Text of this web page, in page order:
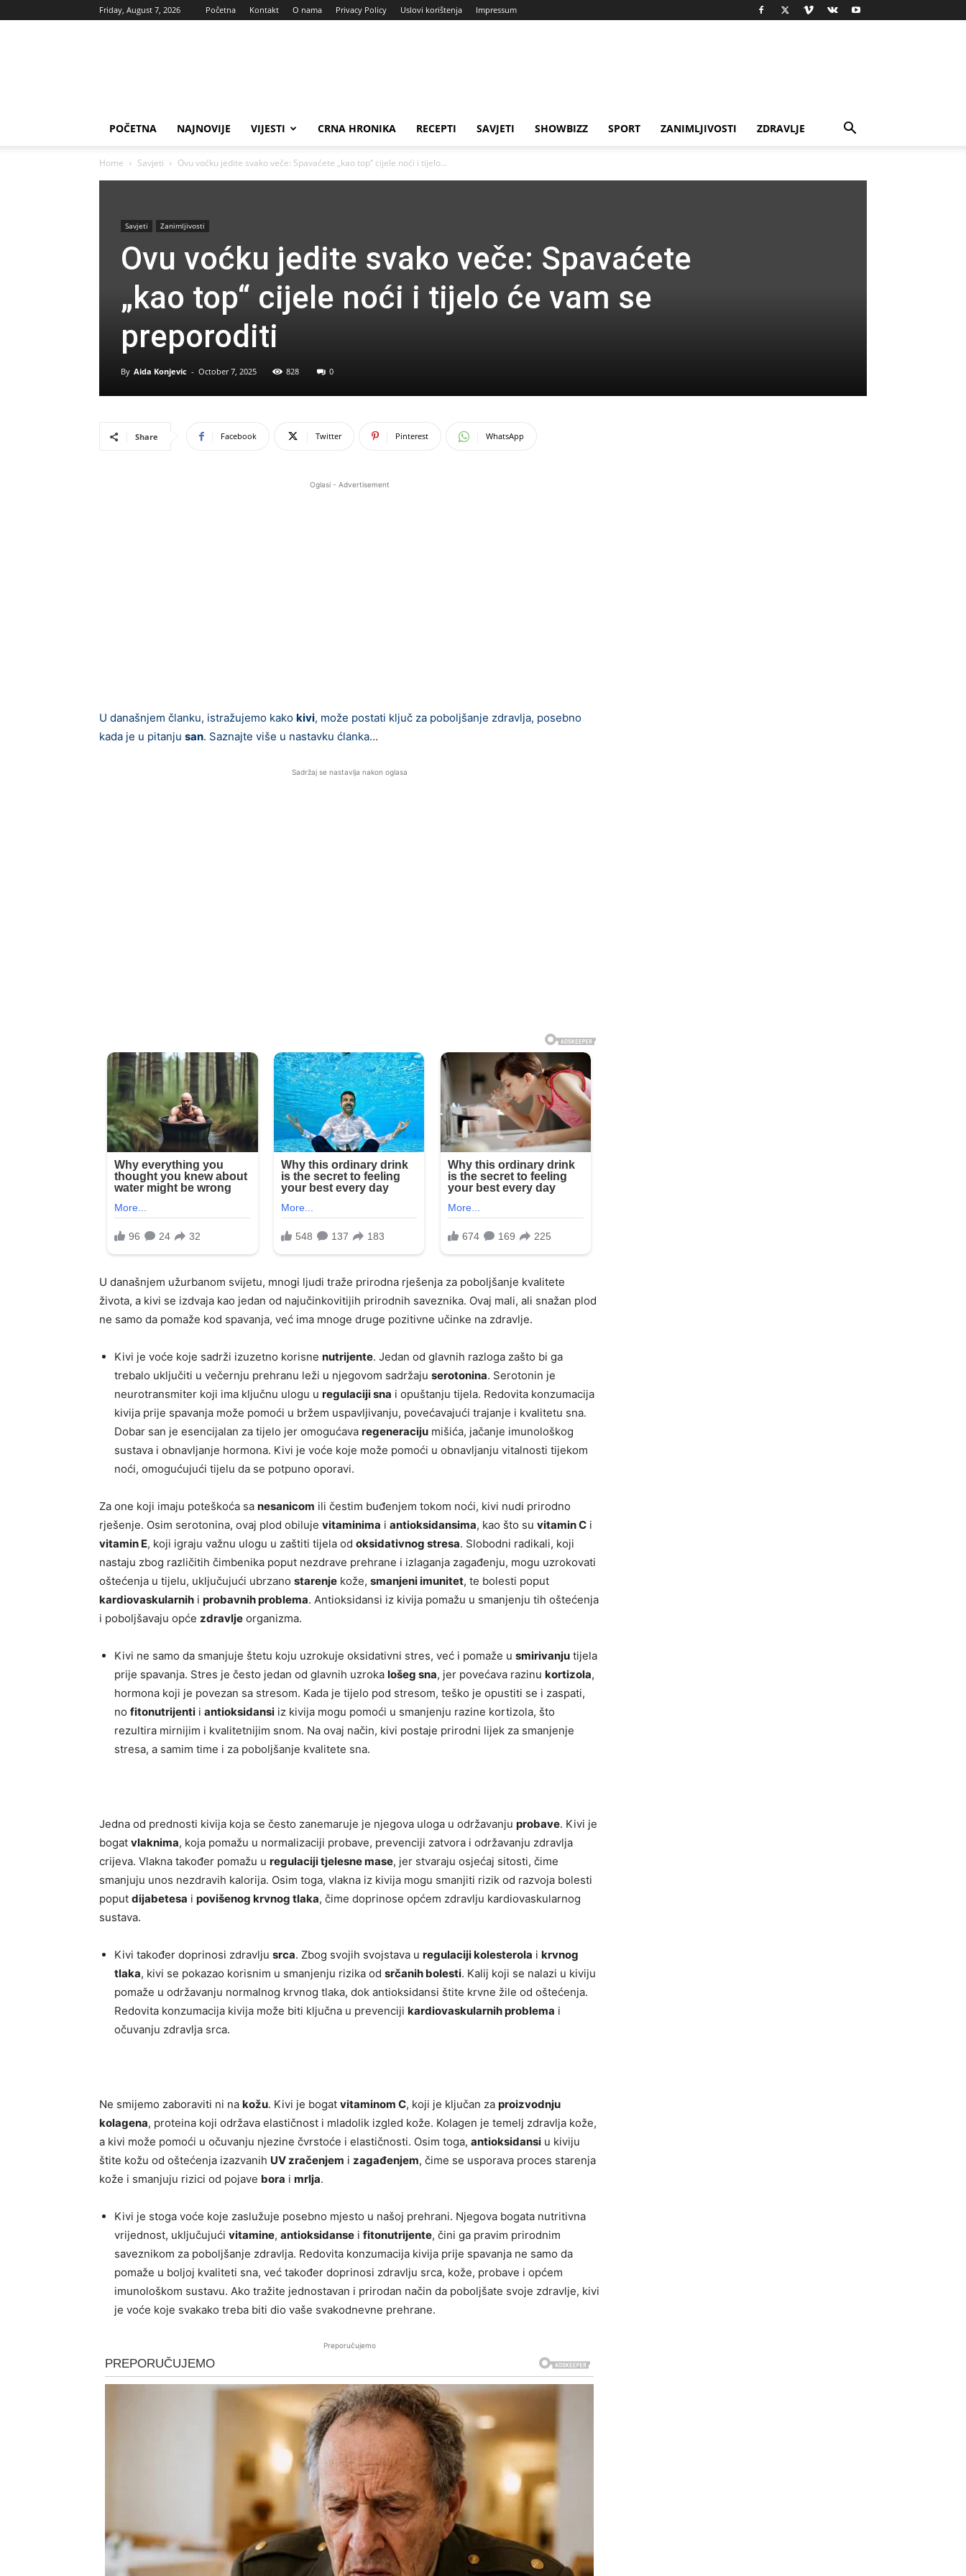
Friday, August 7, 2026 Početna Kontakt O nama Privacy Policy Uslovi korištenja Impressum
POČETNA NAJNOVIJE VIJESTI CRNA HRONIKA RECEPTI SAVJETI SHOWBIZZ SPORT ZANIMLJIVOSTI ZDRAVLJE
Home Savjeti Ovu voćku jedite svako veče: Spavaćete „kao top“ cijele noći i tijelo...
Savjeti Zanimljivosti
Ovu voćku jedite svako veče: Spavaćete
„kao top“ cijele noći i tijelo će vam se
preporoditi
By Aida Konjevic - October 7, 2025 828 0
Share Facebook Twitter Pinterest WhatsApp
Oglasi - Advertisement
U današnjem članku, istražujemo kako kivi, može postati ključ za poboljšanje zdravlja, posebno
kada je u pitanju san. Saznajte više u nastavku ćlanka…
Sadržaj se nastavlja nakon oglasa
U današnjem užurbanom svijetu, mnogi ljudi traže prirodna rješenja za poboljšanje kvalitete
života, a kivi se izdvaja kao jedan od najučinkovitijih prirodnih saveznika. Ovaj mali, ali snažan plod
ne samo da pomaže kod spavanja, već ima mnoge druge pozitivne učinke na zdravlje.
Kivi je voće koje sadrži izuzetno korisne nutrijente. Jedan od glavnih razloga zašto bi ga
trebalo uključiti u večernju prehranu leži u njegovom sadržaju serotonina. Serotonin je
neurotransmiter koji ima ključnu ulogu u regulaciji sna i opuštanju tijela. Redovita konzumacija
kivija prije spavanja može pomoći u bržem uspavljivanju, povećavajući trajanje i kvalitetu sna.
Dobar san je esencijalan za tijelo jer omogućava regeneraciju mišića, jačanje imunološkog
sustava i obnavljanje hormona. Kivi je voće koje može pomoći u obnavljanju vitalnosti tijekom
noći, omogućujući tijelu da se potpuno oporavi.
Za one koji imaju poteškoća sa nesanicom ili čestim buđenjem tokom noći, kivi nudi prirodno
rješenje. Osim serotonina, ovaj plod obiluje vitaminima i antioksidansima, kao što su vitamin C i
vitamin E, koji igraju važnu ulogu u zaštiti tijela od oksidativnog stresa. Slobodni radikali, koji
nastaju zbog različitih čimbenika poput nezdrave prehrane i izlaganja zagađenju, mogu uzrokovati
oštećenja u tijelu, uključujući ubrzano starenje kože, smanjeni imunitet, te bolesti poput
kardiovaskularnih i probavnih problema. Antioksidansi iz kivija pomažu u smanjenju tih oštećenja
i poboljšavaju opće zdravlje organizma.
Kivi ne samo da smanjuje štetu koju uzrokuje oksidativni stres, već i pomaže u smirivanju tijela
prije spavanja. Stres je često jedan od glavnih uzroka lošeg sna, jer povećava razinu kortizola,
hormona koji je povezan sa stresom. Kada je tijelo pod stresom, teško je opustiti se i zaspati,
no fitonutrijenti i antioksidansi iz kivija mogu pomoći u smanjenju razine kortizola, što
rezultira mirnijim i kvalitetnijim snom. Na ovaj način, kivi postaje prirodni lijek za smanjenje
stresa, a samim time i za poboljšanje kvalitete sna.
Jedna od prednosti kivija koja se često zanemaruje je njegova uloga u održavanju probave. Kivi je
bogat vlaknima, koja pomažu u normalizaciji probave, prevenciji zatvora i održavanju zdravlja
crijeva. Vlakna također pomažu u regulaciji tjelesne mase, jer stvaraju osjećaj sitosti, čime
smanjuju unos nezdravih kalorija. Osim toga, vlakna iz kivija mogu smanjiti rizik od razvoja bolesti
poput dijabetesa i povišenog krvnog tlaka, čime doprinose općem zdravlju kardiovaskularnog
sustava.
Kivi također doprinosi zdravlju srca. Zbog svojih svojstava u regulaciji kolesterola i krvnog
tlaka, kivi se pokazao korisnim u smanjenju rizika od srčanih bolesti. Kalij koji se nalazi u kiviju
pomaže u održavanju normalnog krvnog tlaka, dok antioksidansi štite krvne žile od oštećenja.
Redovita konzumacija kivija može biti ključna u prevenciji kardiovaskularnih problema i
očuvanju zdravlja srca.
Ne smijemo zaboraviti ni na kožu. Kivi je bogat vitaminom C, koji je ključan za proizvodnju
kolagena, proteina koji održava elastičnost i mladolik izgled kože. Kolagen je temelj zdravlja kože,
a kivi može pomoći u očuvanju njezine čvrstoće i elastičnosti. Osim toga, antioksidansi u kiviju
štite kožu od oštećenja izazvanih UV zračenjem i zagađenjem, čime se usporava proces starenja
kože i smanjuju rizici od pojave bora i mrlja.
Kivi je stoga voće koje zaslužuje posebno mjesto u našoj prehrani. Njegova bogata nutritivna
vrijednost, uključujući vitamine, antioksidanse i fitonutrijente, čini ga pravim prirodnim
saveznikom za poboljšanje zdravlja. Redovita konzumacija kivija prije spavanja ne samo da
pomaže u boljoj kvaliteti sna, već također doprinosi zdravlju srca, kože, probave i općem
imunološkom sustavu. Ako tražite jednostavan i prirodan način da poboljšate svoje zdravlje, kivi
je voće koje svakako treba biti dio vaše svakodnevne prehrane.
Preporučujemo